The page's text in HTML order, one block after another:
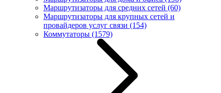
Маршрутизаторы для средних сетей (60)
Маршрутизаторы для крупных сетей и
провайдеров услуг связи (154)
Коммутаторы (1579)